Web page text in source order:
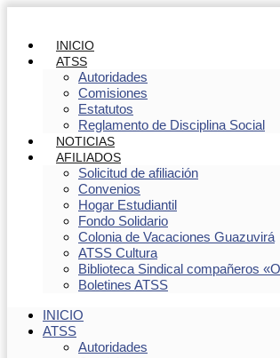
INICIO
ATSS
Autoridades
Comisiones
Estatutos
Reglamento de Disciplina Social
NOTICIAS
AFILIADOS
Solicitud de afiliación
Convenios
Hogar Estudiantil
Fondo Solidario
Colonia de Vacaciones Guazuvirá
ATSS Cultura
Biblioteca Sindical compañeros
Boletines ATSS
INICIO
ATSS
Autoridades